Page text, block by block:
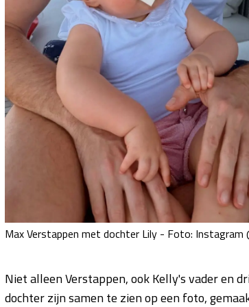
Max Verstappen met dochter Lily - Foto: Instagram
Niet alleen Verstappen, ook Kelly's vader en
dochter zijn samen te zien op een foto,